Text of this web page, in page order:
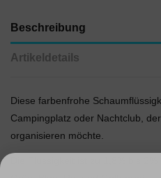
Beschreibung
Artikeldetails
Diese farbenfrohe
Campingplatz oder Nachtclub,
organisieren möchte.